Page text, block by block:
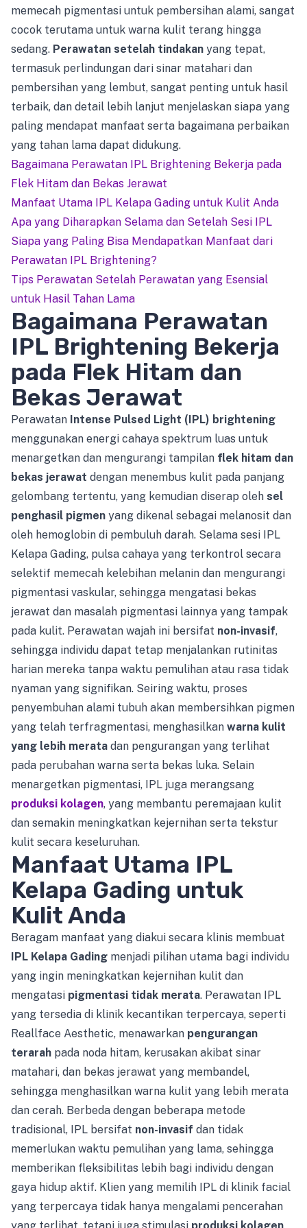
memecah pigmentasi untuk pembersihan alami, sangat
cocok terutama untuk warna kulit terang hingga
sedang. Perawatan setelah tindakan yang tepat,
termasuk perlindungan dari sinar matahari dan
pembersihan yang lembut, sangat penting untuk hasil
terbaik, dan detail lebih lanjut menjelaskan siapa yang
paling mendapat manfaat serta bagaimana perbaikan
yang tahan lama dapat didukung.
Bagaimana Perawatan IPL Brightening Bekerja pada
Flek Hitam dan Bekas Jerawat
Manfaat Utama IPL Kelapa Gading untuk Kulit Anda
Apa yang Diharapkan Selama dan Setelah Sesi IPL
Siapa yang Paling Bisa Mendapatkan Manfaat dari
Perawatan IPL Brightening?
Tips Perawatan Setelah Perawatan yang Esensial
untuk Hasil Tahan Lama
Bagaimana Perawatan
IPL Brightening Bekerja
pada Flek Hitam dan
Bekas Jerawat
Perawatan Intense Pulsed Light (IPL) brightening
menggunakan energi cahaya spektrum luas untuk
menargetkan dan mengurangi tampilan flek hitam dan
bekas jerawat dengan menembus kulit pada panjang
gelombang tertentu, yang kemudian diserap oleh sel
penghasil pigmen yang dikenal sebagai melanosit dan
oleh hemoglobin di pembuluh darah. Selama sesi IPL
Kelapa Gading, pulsa cahaya yang terkontrol secara
selektif memecah kelebihan melanin dan mengurangi
pigmentasi vaskular, sehingga mengatasi bekas
jerawat dan masalah pigmentasi lainnya yang tampak
pada kulit. Perawatan wajah ini bersifat non-invasif,
sehingga individu dapat tetap menjalankan rutinitas
harian mereka tanpa waktu pemulihan atau rasa tidak
nyaman yang signifikan. Seiring waktu, proses
penyembuhan alami tubuh akan membersihkan pigmen
yang telah terfragmentasi, menghasilkan warna kulit
yang lebih merata dan pengurangan yang terlihat
pada perubahan warna serta bekas luka. Selain
menargetkan pigmentasi, IPL juga merangsang
produksi kolagen, yang membantu peremajaan kulit
dan semakin meningkatkan kejernihan serta tekstur
kulit secara keseluruhan.
Manfaat Utama IPL
Kelapa Gading untuk
Kulit Anda
Beragam manfaat yang diakui secara klinis membuat
IPL Kelapa Gading menjadi pilihan utama bagi individu
yang ingin meningkatkan kejernihan kulit dan
mengatasi pigmentasi tidak merata. Perawatan IPL
yang tersedia di klinik kecantikan terpercaya, seperti
Reallface Aesthetic, menawarkan pengurangan
terarah pada noda hitam, kerusakan akibat sinar
matahari, dan bekas jerawat yang membandel,
sehingga menghasilkan warna kulit yang lebih merata
dan cerah. Berbeda dengan beberapa metode
tradisional, IPL bersifat non-invasif dan tidak
memerlukan waktu pemulihan yang lama, sehingga
memberikan fleksibilitas lebih bagi individu dengan
gaya hidup aktif. Klien yang memilih IPL di klinik facial
yang terpercaya tidak hanya mengalami pencerahan